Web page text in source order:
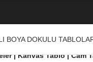
BOYA DOKULU
| Kanvas Tablo | Cam